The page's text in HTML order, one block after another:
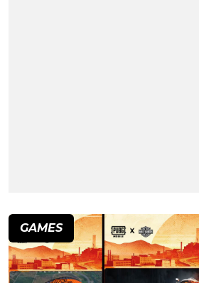
GAMES